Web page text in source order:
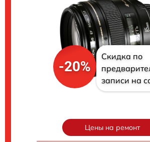
-20%
Скидка по
записи на
Цены на ремонт